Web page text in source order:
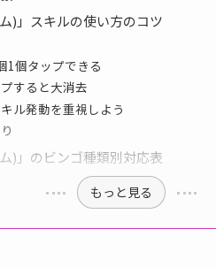
)」スキルの使い方のコツ
1個タップできる
すると大消去
ル発動を重視しよう
)」のビンゴ種類別対応表
もっと見る